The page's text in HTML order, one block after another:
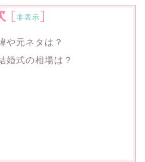
[非表示]
や元ネタは？
婚式の相場は？